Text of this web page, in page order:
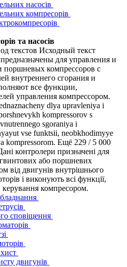
насосів
компресорів
та насосів
текстов Исходный текст
для управления и
компрессоров с
внутреннего сгорания и
все функции,
управления компрессором.
dlya upravleniya i
kompressorov s
sgoraniya i
vse funktsii, neobkhodimyye
kompressorom. Ещё 229 / 5 000
контролери призначені для
або поршневих
від двигунів внутрішнього
і виконують всі функції,
керування компресором.
сповіщення
двигунів